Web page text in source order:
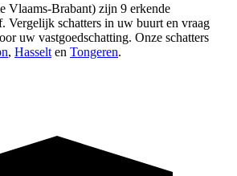
Vlaams-Brabant) zijn 9 erkende
Vergelijk schatters in uw buurt en vraag
uw vastgoedschatting. Onze schatters
, Hasselt en Tongeren.